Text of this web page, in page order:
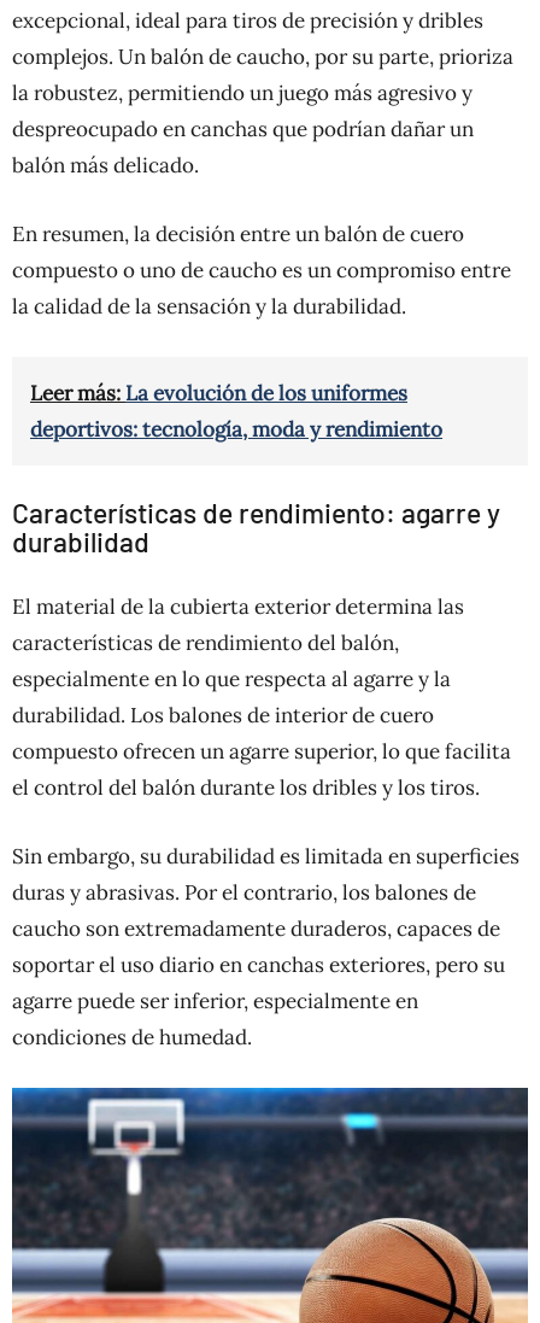
excepcional, ideal para tiros de precisión y dribles
complejos. Un balón de caucho, por su parte, prioriza
la robustez, permitiendo un juego más agresivo y
despreocupado en canchas que podrían dañar un
balón más delicado.
En resumen, la decisión entre un balón de cuero
compuesto o uno de caucho es un compromiso entre
la calidad de la sensación y la durabilidad.
Leer más: La evolución de los uniformes
deportivos: tecnología, moda y rendimiento
Características de rendimiento: agarre y
durabilidad
El material de la cubierta exterior determina las
características de rendimiento del balón,
especialmente en lo que respecta al agarre y la
durabilidad. Los balones de interior de cuero
compuesto ofrecen un agarre superior, lo que facilita
el control del balón durante los dribles y los tiros.
Sin embargo, su durabilidad es limitada en superficies
duras y abrasivas. Por el contrario, los balones de
caucho son extremadamente duraderos, capaces de
soportar el uso diario en canchas exteriores, pero su
agarre puede ser inferior, especialmente en
condiciones de humedad.